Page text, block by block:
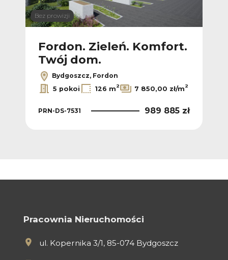
Bez prowizji
Fordon. Zieleń. Komfort.
Twój dom.
Bydgoszcz, Fordon
5 pokoi
126 m2 7 850,00 zł/m2
PRN-DS-7531 989 885 zł
Pracownia Nieruchomości
ul. Kopernika 3/1, 85-074 Bydgoszcz